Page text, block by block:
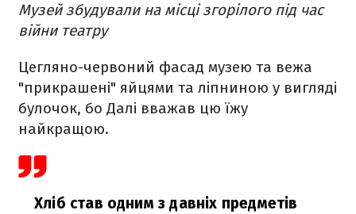
Музей збудували на місці згорілого під час
війни театру
Цегляно-червоний фасад музею та вежа
"прикрашені" яйцями та ліпниною у вигляді
булочок, бо Далі вважав цю їжу
найкращою.
Хліб став одним з давніх предметів